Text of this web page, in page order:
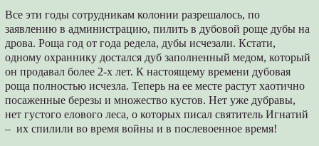
Все эти годы сотрудникам колонии разрешалось, по
заявлению в администрацию, пилить в дубовой роще дубы на
дрова. Роща год от года редела, дубы исчезали. Кстати,
одному охраннику достался дуб заполненный медом, который
он продавал более 2-х лет. К настоящему времени дубовая
роща полностью исчезла. Теперь на ее месте растут хаотично
посаженные березы и множество кустов. Нет уже дубравы,
нет густого елового леса, о которых писал святитель Игнатий
– их спилили во время войны и в послевоенное время!